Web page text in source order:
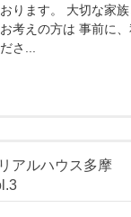
おります。 大切な家
お考えの方は 事前に、
ださ...
アルハウス多摩